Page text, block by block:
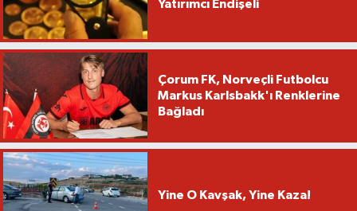
Yatırımcı Endişeli
Çorum FK, Norveçli Futbolcu
Markus Karlsbakk'ı Renklerine
Bağladı
Yine O Kavşak, Yine Kaza!